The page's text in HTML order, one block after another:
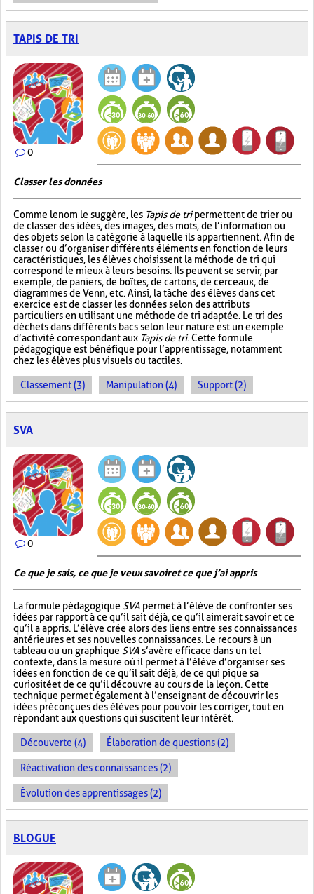
TAPIS DE TRI
0
Classer les données
Comme le nom le suggère, les Tapis de tripermettent de trier ou
de classer des idées, des images, des mots, de l’information ou
des objets selon la catégorie à laquelle ils appartiennent. Afin de
classer ou d’organiser différents éléments en fonction de leurs
caractéristiques, les élèves choisissent la méthode de tri qui
correspond le mieux à leurs besoins. Ils peuvent se servir, par
exemple, de paniers, de boîtes, de cartons, de cerceaux, de
diagrammes de Venn, etc. Ainsi, la tâche des élèves dans cet
exercice est de classer les données selon des attributs
particuliers en utilisant une méthode de tri adaptée. Le tri des
déchets dans différents bacs selon leur nature est un exemple
d’activité correspondant aux Tapis de tri. Cette formule
pédagogique est bénéfique pour l’apprentissage, notamment
chez les élèves plus visuels ou tactiles.
Classement (3) Manipulation (4) Support (2)
SVA
0
Ce que je sais, ce que je veux savoir et ce que j’ai appris
La formule pédagogique SVA permet à l’élève de confronter ses
idées par rapport à ce qu’il sait déjà, ce qu’il aimerait savoir et ce
qu’il a appris. L’élève crée alors des liens entre ses connaissances
antérieures et ses nouvelles connaissances. Le recours à un
tableau ou un graphique SVA s’avère efficace dans un tel
contexte, dans la mesure où il permet à l’élève d’organiser ses
idées en fonction de ce qu’il sait déjà, de ce qui pique sa
curiosité et de ce qu’il découvre au cours de la leçon. Cette
technique permet également à l’enseignant de découvrir les
idées préconçues des élèves pour pouvoir les corriger, tout en
répondant aux questions qui suscitent leur intérêt.
Découverte (4) Élaboration de questions (2)
Réactivation des connaissances (2)
Évolution des apprentissages (2)
BLOGUE